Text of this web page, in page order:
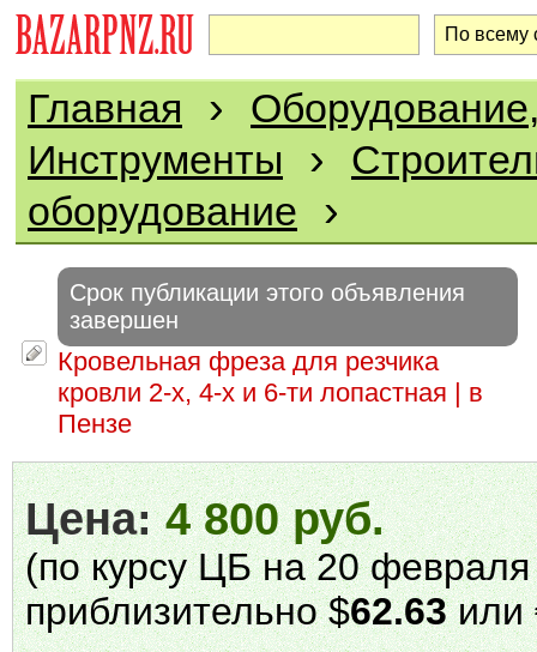
Главная ›
Инструменты
›
оборудование ›
Срок публикации этого объявления
завершен
Кровельная фреза для резчика
кровли 2-х, 4-х и 6-ти лопастная | в
Пензе
Цена:4 800 руб.
(по курсу ЦБ на 20 февраля
приблизительно $62.63или